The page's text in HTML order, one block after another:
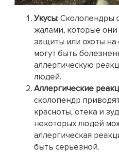
Укусы: Сколопендры
жалами, которые они
защиты или охоты на
могут быть
аллергическую
людей.
Аллергические
сколопендр
красноты, отека и
некоторых людей
аллергическая
быть серьезной.